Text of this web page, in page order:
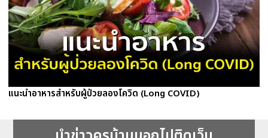
แนะนำอาหารสำหรับผู้ป่วยลองโควิด (Long COVID)